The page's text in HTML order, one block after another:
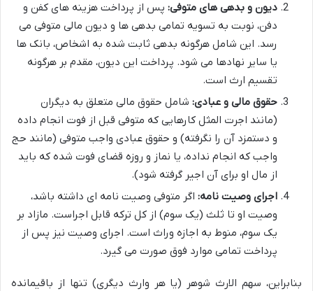
دیون و بدهی های متوفی: پس از پرداخت هزینه های کفن و
دفن، نوبت به تسویه تمامی بدهی ها و دیون مالی متوفی می
رسد. این شامل هرگونه بدهی ثابت شده به اشخاص، بانک ها
یا سایر نهادها می شود. پرداخت این دیون، مقدم بر هرگونه
تقسیم ارث است.
حقوق مالی و عبادی: شامل حقوق مالی متعلق به دیگران
(مانند اجرت المثل کارهایی که متوفی قبل از فوت انجام داده
و دستمزد آن را نگرفته) و حقوق عبادی واجب متوفی (مانند حج
واجب که انجام نداده، یا نماز و روزه قضای فوت شده که باید
از مال او برای آن اجیر گرفته شود).
اجرای وصیت نامه: اگر متوفی وصیت نامه ای داشته باشد،
وصیت او تا ثلث (یک سوم) از کل ترکه قابل اجراست. مازاد بر
یک سوم، منوط به اجازه وراث است. اجرای وصیت نیز پس از
پرداخت تمامی موارد فوق صورت می گیرد.
بنابراین، سهم الارث شوهر (یا هر وارث دیگری) تنها از باقیمانده